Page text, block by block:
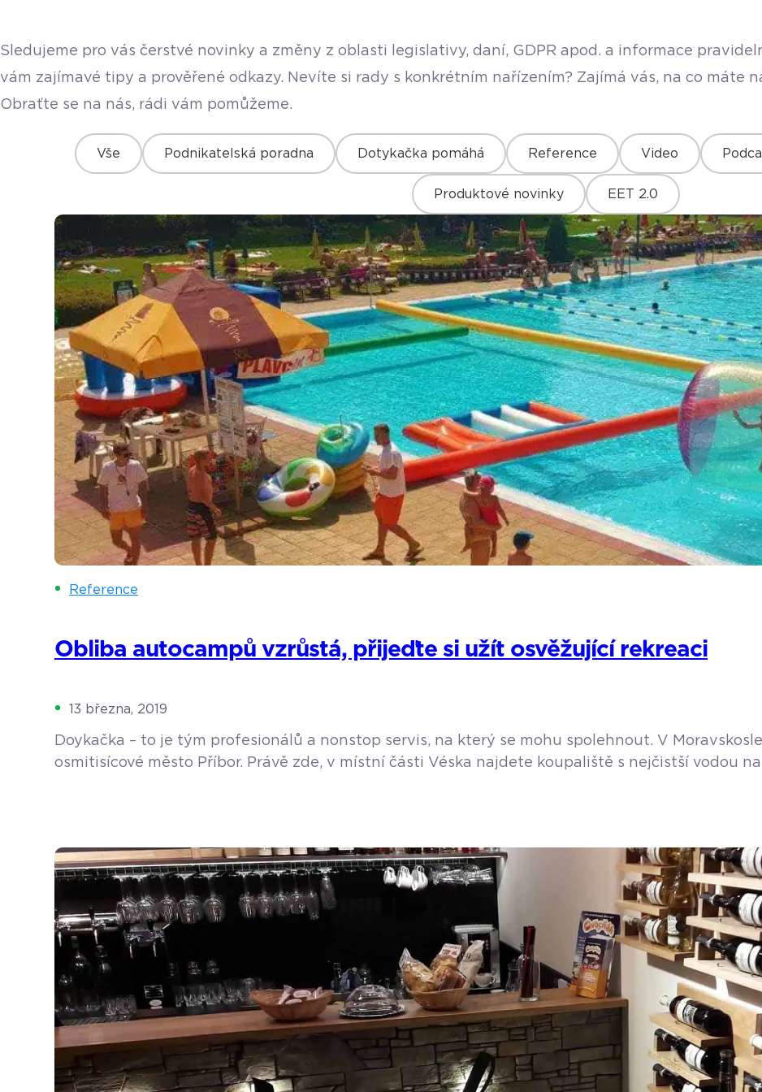
Sledujeme pro vás čerstvé novinky a změny z oblasti legislativy, daní, GDPR apod. a informace
vám zajímavé tipy a prověřené odkazy. Nevíte si rady s konkrétním nařízením? Zajímá vás, na co máte
Obraťte se na nás, rádi vám pomůžeme.
Vše Podnikatelská poradna Dotykačka pomáhá Reference Video
Produktové novinky EET 2.0
Reference
Obliba autocampů vzrůstá, přijeďte si užít osvěžující rekreaci
13 března, 2019
Doykačka – to je tým profesionálů a nonstop servis, na který se mohu spolehnout. V
osmitisícové město Příbor. Právě zde, v místní části Véska najdete koupaliště s nejčistší vodou